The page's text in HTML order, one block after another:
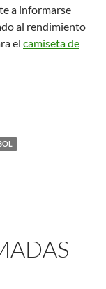
a informarse
al rendimiento
el camiseta de